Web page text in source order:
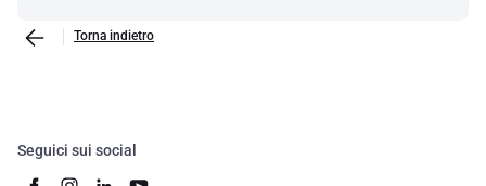
Torna indietro
Seguici sui social